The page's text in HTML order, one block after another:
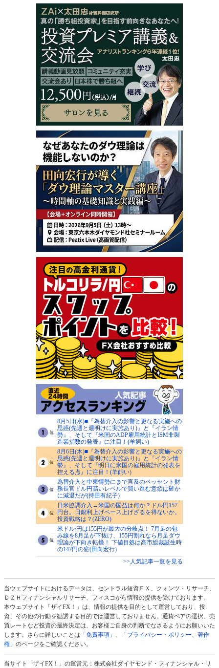
8月5日(水)■『為替介入の影響と更なる実施への
思惑(先週と週明けに実施あり)』と『イラン情
勢』、そして『米国のADP雇用統計とISM非製
造業指数の発表』に注目！(羊飼い)
8月6日(木)■『為替介入の影響と更なる実施への
思惑(先週と週明けに実施あり)』と『イラン情
勢』、そして『明日に米国の雇用統計の発表を
控える点』に注目！(羊飼い)
為替介入と中東情勢にまで言及のベッセント財
務長官ドル円高いレベルで買い進む意欲は確か
に減退だが(持田有紀子)
日米協調介入→米国の国益は何か？ドル円157
円台。日銀利上げペース上げざるを得ないか。
投資戦略は？(ZERO)
米ドル/円は155円が最大の分岐点！ 7月足の包
み線を8月足が下抜け、155円割れなら月足ダウ
理論が下向き転換！ 下値目処は高市総裁誕生時
の147円の窓(田向宏行)
>>人気記事一覧を見る
当ウェブサイトにおけるデータは、セントラル短資ＦＸ、クォンツ・リサーチ、
ＤＺＨフィナンシャルリサーチ、フィスコから情報の提供を受けております。
本ウェブサイト「ザイFX！」は、情報の提供を目的として運営しており、投
資、その他の行動を勧誘する目的では運営しておりません。通貨ペアの選択、売
買レートなど投資の最終決定は、お客様ご自身の判断でなさるようにお願いいた
します。さらに詳しいことは 「免責事項」 、
「プライバシー・ポリシー、著作
権」 のページをご確認ください。
当サイト「ザイFX！」の運営元：株式会社ダイヤモンド・フィナンシャル・リ